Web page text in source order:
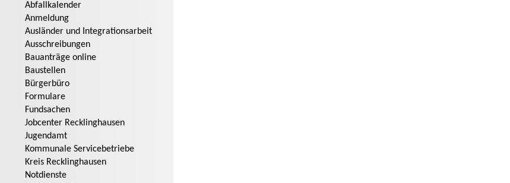
Abfallkalender
Anmeldung
Ausländer und Integrationsarbeit
Ausschreibungen
Bauanträge online
Baustellen
Bürgerbüro
Formulare
Fundsachen
Jobcenter Recklinghausen
Jugendamt
Kommunale Servicebetriebe
Kreis Recklinghausen
Notdienste